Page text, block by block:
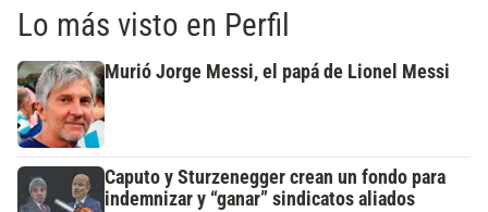
Lo más visto en Perfil
Murió Jorge Messi, el papá de Lionel Messi
Caputo y Sturzenegger crean un fondo para
indemnizar y “ganar” sindicatos aliados